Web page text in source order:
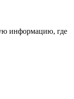
информацию, где